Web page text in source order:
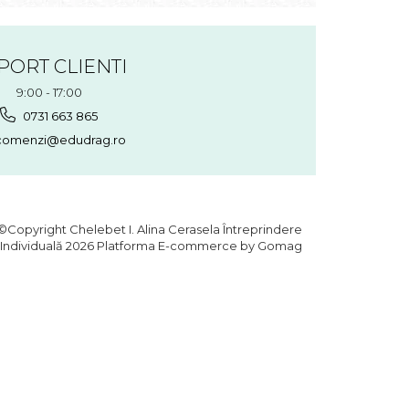
CLIENTI
9:00 - 17:00
0731 663 865
Chelebet I. Alina Cerasela Întreprindere
Individuală 2026 Platforma E-commerce by Gomag